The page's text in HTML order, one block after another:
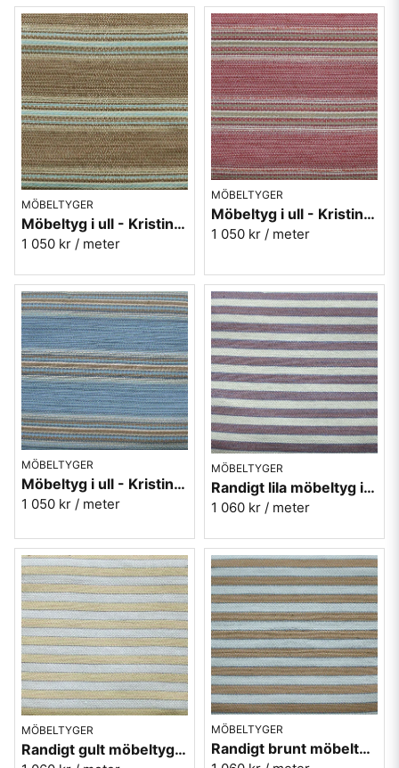
MÖBELTYGER
Möbeltyg i ull - Kristina nr.80 brun
1 050 kr / meter
MÖBELTYGER
Möbeltyg i ull - Kristina nr.30 röd
1 050 kr / meter
MÖBELTYGER
Möbeltyg i ull - Kristina nr.50 blå
1 050 kr / meter
MÖBELTYGER
Randigt lila möbeltyg i ull - Repris nr.40
1 060 kr / meter
MÖBELTYGER
Randigt gult möbeltyg i ull - Repris nr.10
MÖBELTYGER
Randigt brunt möbeltyg i ull - Repris nr.80